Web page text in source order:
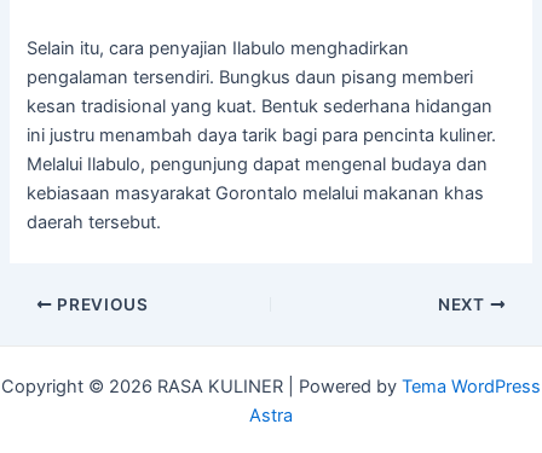
Selain itu,cara penyajian Ilabulo menghadirkan
pengalamantersendiri. Bungkusdaun pisang memberi
kesantradisionalyang kuat. Bentuk sederhana hidangan
ini justru menambahdayatarik bagi para pencinta kuliner.
Melalui Ilabulo, pengunjungdapat mengenal budayadan
kebiasaan masyarakat Gorontalo melalui makanan khas
daerahtersebut.
Post
PREVIOUS NEXT
Copyright © 2026 RASA KULINER | Powered by Tema WordPress
Astra